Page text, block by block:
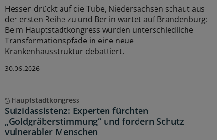
Hessen drückt auf die Tube, Niedersachsen schaut aus
der ersten Reihe zu und Berlin wartet auf Brandenburg:
Beim Hauptstadtkongress wurden unterschiedliche
Transformationspfade in eine neue
Krankenhausstruktur debattiert.
30.06.2026
Hauptstadtkongress
Suizidassistenz: Experten fürchten
„Goldgräberstimmung“ und fordern Schutz
vulnerabler Menschen